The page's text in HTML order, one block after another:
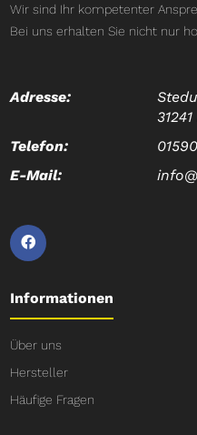
Wir sind Ihr kompetenter
Bei uns erhalten Sie nicht nur
Adresse:
Telefon:
E-Mail:
Informationen
Über uns
Hersteller
Häufige Fragen